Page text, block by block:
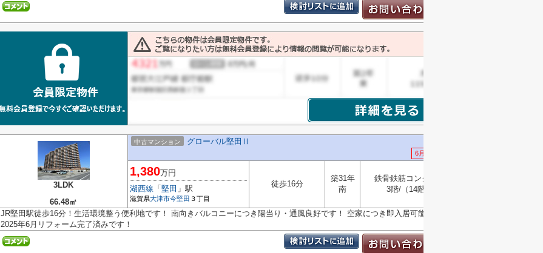
3LDK
66.48㎡
中古マンション グローバル堅田Ⅱ
6月18日 値下げ
1,380万円
湖西線 「 堅田 」駅
滋賀県大津市今堅田 ３丁目
徒歩16分
築31年
南
鉄骨鉄筋コンクリート
3階/（14階建）
JR堅田駅徒歩16分！生活環境整う便利地です！ 南向きバルコニーにつき陽当り・通風良好です！ 空家につき即入居可能です！
2025年6月リフォーム完了済みです！